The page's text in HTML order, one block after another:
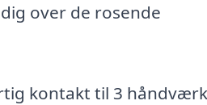
over de rosende
kontakt til 3